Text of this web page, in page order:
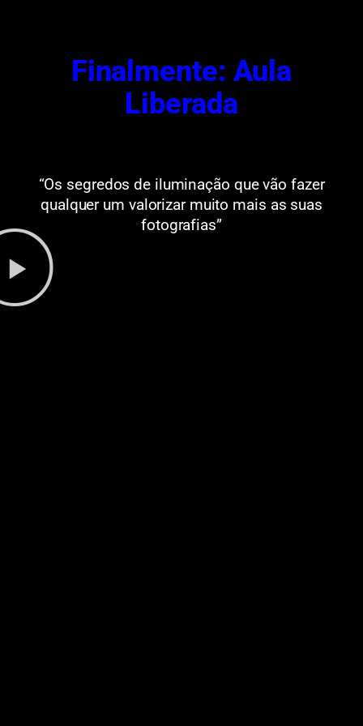
Finalmente: Aula
Liberada
“Os segredos de iluminação que vão fazer
qualquer um valorizar muito mais as suas
fotografias”